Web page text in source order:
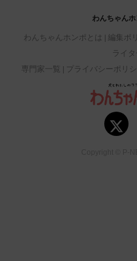
わんちゃん
わんちゃんホンポとは 編集ポ
ライタ
専門家一覧
プライバシーポリ